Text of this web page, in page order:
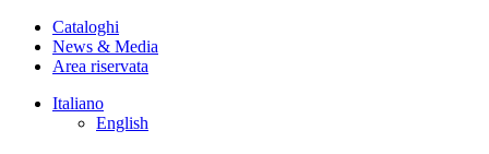
Cataloghi
News & Media
Area riservata
Italiano
English